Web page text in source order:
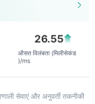
26.55
औसत विलंबता (मिलीसेकंड
)/ms
सेवाएं और अनुवर्ती तकनीकी